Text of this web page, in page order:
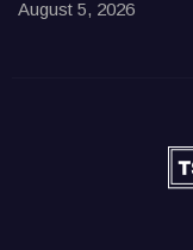
August 5, 2026